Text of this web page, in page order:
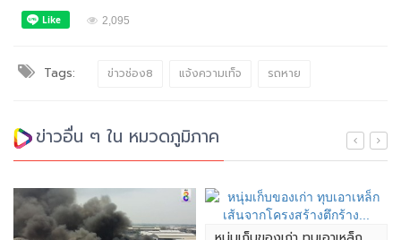
2,095
Tags: ข่าวช่อง8 แจ้งความเท็จ รถหาย
ข่าวอื่น ๆ ใน หมวดภูมิภาค